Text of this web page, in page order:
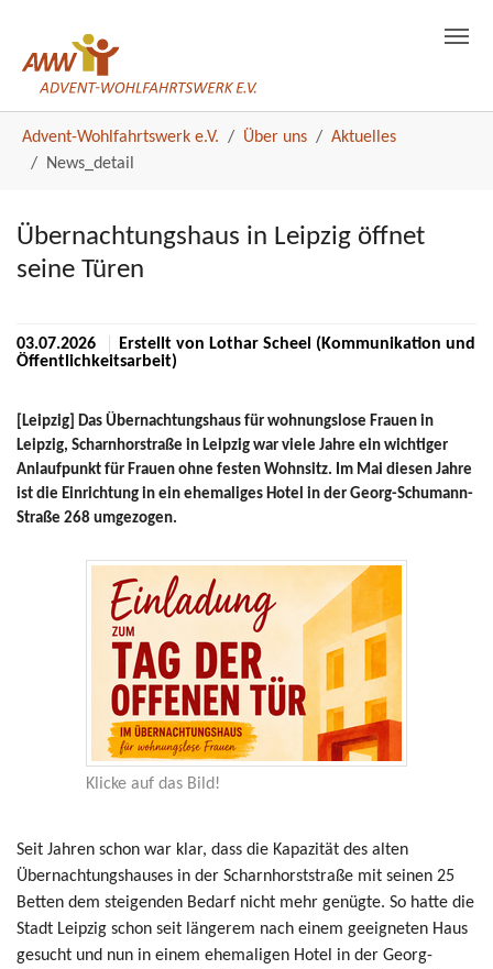
Advent-Wohlfahrtswerk e.V.
Über uns
Aktuelles
News_detail
Übernachtungshaus in Leipzig öffnet
seine Türen
03.07.2026 Erstellt von Lothar Scheel (Kommunikation und
Öffentlichkeitsarbeit)
[Leipzig] Das Übernachtungshaus für wohnungslose Frauen in
Leipzig, Scharnhorstraße in Leipzig war viele Jahre ein wichtiger
Anlaufpunkt für Frauen ohne festen Wohnsitz. Im Mai diesen Jahre
ist die Einrichtung in ein ehemaliges Hotel in der Georg-Schumann-
Straße 268 umgezogen.
Seit Jahren schon war klar, dass die Kapazität des alten
Übernachtungshauses in der Scharnhorststraße mit seinen 25
Betten dem steigenden Bedarf nicht mehr genügte. So hatte die
Stadt Leipzig schon seit längerem nach einem geeigneten Haus
gesucht und nun in einem ehemaligen Hotel in der Georg-